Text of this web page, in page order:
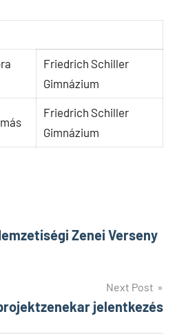
Friedrich Schiller
Gimnázium
Friedrich Schiller
Gimnázium
Zenei Verseny
Next Post
jelentkezés